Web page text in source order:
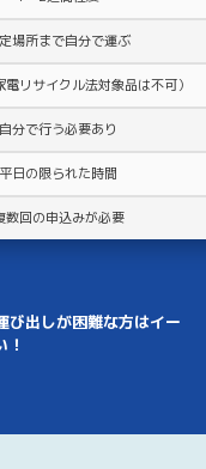
場所まで自分で運ぶ
リサイクル法対象品は不可）
自分で行う必要あり
平日の限られた時間
数回の申込みが必要
び出しが困難な方はイー